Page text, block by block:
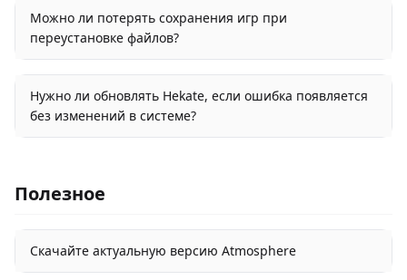
Можно ли потерять сохранения игр при
переустановке файлов?
Нужно ли обновлять Hekate, если ошибка появляется
без изменений в системе?
Полезное
Скачайте актуальную версию Atmosphere